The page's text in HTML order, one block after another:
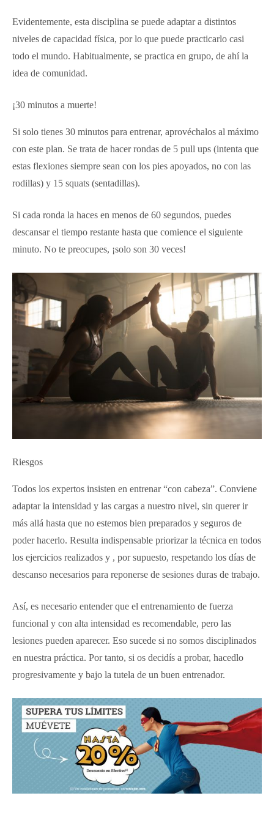
Evidentemente, esta disciplina se puede adaptar a distintos
niveles de capacidad física, por lo que puede practicarlo casi
todo el mundo. Habitualmente, se practica en grupo, de ahí la
idea de comunidad.
¡30 minutos a muerte!
Si solo tienes 30 minutos para entrenar, aprovéchalos al máximo
con este plan. Se trata de hacer rondas de 5 pull ups (intenta que
estas flexiones siempre sean con los pies apoyados, no con las
rodillas) y 15 squats (sentadillas).
Si cada ronda la haces en menos de 60 segundos, puedes
descansar el tiempo restante hasta que comience el siguiente
minuto. No te preocupes, ¡solo son 30 veces!
Riesgos
Todos los expertos insisten en entrenar “con cabeza”. Conviene
adaptar la intensidad y las cargas a nuestro nivel, sin querer ir
más allá hasta que no estemos bien preparados y seguros de
poder hacerlo. Resulta indispensable priorizar la técnica en todos
los ejercicios realizados y , por supuesto, respetando los días de
descanso necesarios para reponerse de sesiones duras de trabajo.
Así, es necesario entender que el entrenamiento de fuerza
funcional y con alta intensidad es recomendable, pero las
lesiones pueden aparecer. Eso sucede si no somos disciplinados
en nuestra práctica. Por tanto, si os decidís a probar, hacedlo
progresivamente y bajo la tutela de un buen entrenador.